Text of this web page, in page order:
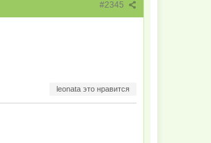
#2345
leonata это нравится